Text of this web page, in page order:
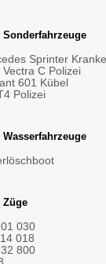
Sonderfahrzeuge
Sprinter
Vectra C Polizei
601 Kübel
Polizei
Wasserfahrzeuge
Züge
030
018
800